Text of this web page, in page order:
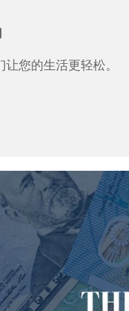
您的生活更轻松。